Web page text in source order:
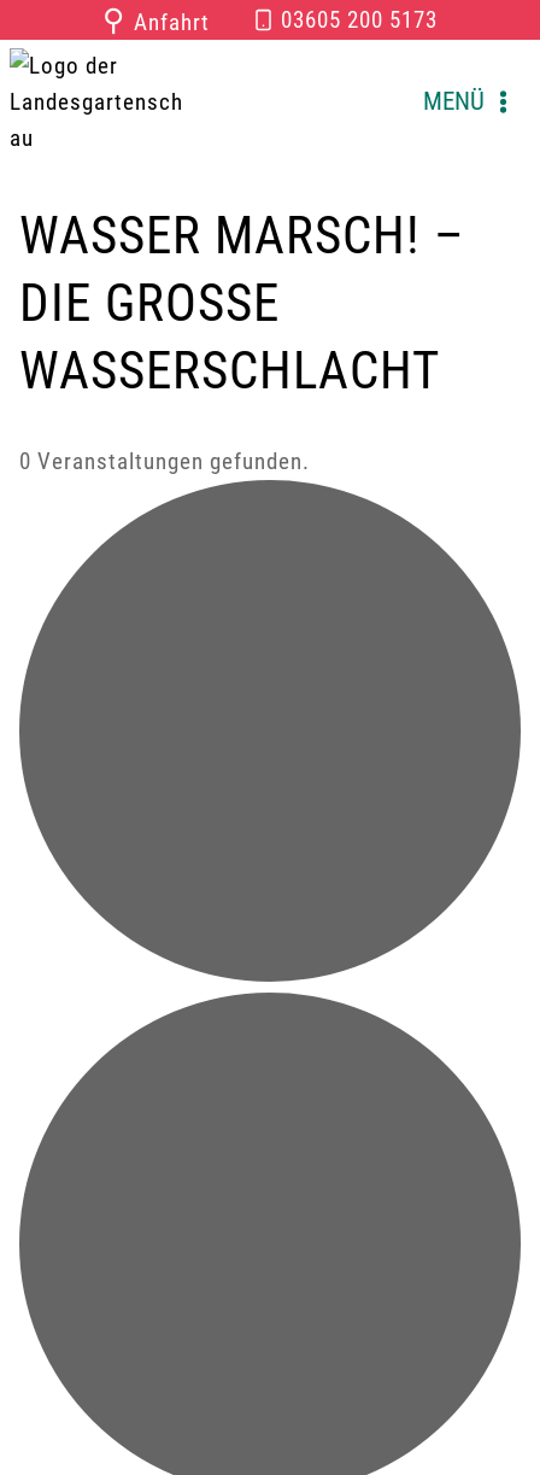
Inhalt
springen
⚲ Anfahrt 03605 200 5173
MENÜ
WASSER MARSCH! –
DIE GROSSE W
ASSERSCHLACHT
0 Veranstaltungen gefunden.